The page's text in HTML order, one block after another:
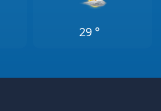
29 °